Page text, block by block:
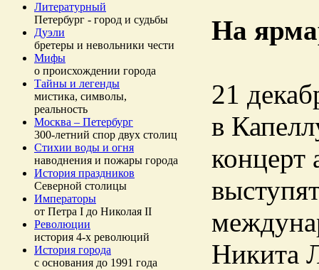
Литературный
Петербург - город и судьбы
Дуэли
бретеры и невольники чести
Мифы
о происхождении города
Тайны и легенды
мистика, символы,
реальность
Москва – Петербург
300-летний спор двух столиц
Стихии воды и огня
наводнения и пожары города
История праздников
Северной столицы
Императоры
от Петра I до Николая II
Революции
история 4-х революций
История города
с основания до 1991 года
На
21
в
концерт
Никита